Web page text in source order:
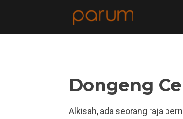
Dongeng
Alkisah, ada seorang raja